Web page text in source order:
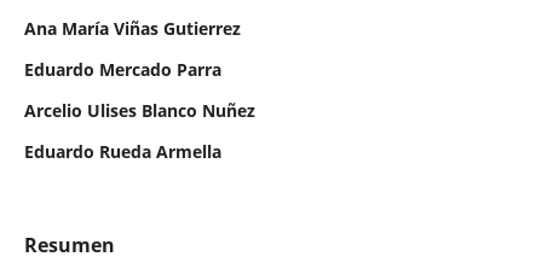
Ana María Viñas Gutierrez
Eduardo Mercado Parra
Arcelio Ulises Blanco Nuñez
Eduardo Rueda Armella
Resumen